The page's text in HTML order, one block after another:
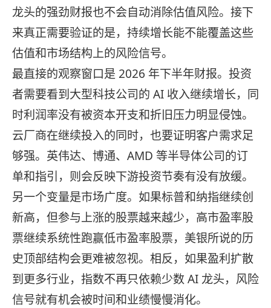
龙头的强劲财报也不会自动消除估值风险。接下
来真正需要验证的是，持续增长能不能覆盖这些
估值和市场结构上的风险信号。
最直接的观察窗口是 2026 年下半年财报。投资
者需要看到大型科技公司的 AI 收入继续增长，同
时利润率没有被资本开支和折旧压力明显侵蚀。
云厂商在继续投入的同时，也要证明客户需求足
够强。英伟达、博通、AMD 等半导体公司的订
单和指引，则会反映下游投资节奏有没有放缓。
另一个变量是市场广度。如果标普和纳指继续创
新高，但参与上涨的股票越来越少，高市盈率股
票继续系统性跑赢低市盈率股票，美银所说的历
史顶部结构会更难被忽视。相反，如果盈利扩散
到更多行业，指数不再只依赖少数 AI 龙头，风险
信号就有机会被时间和业绩慢慢消化。